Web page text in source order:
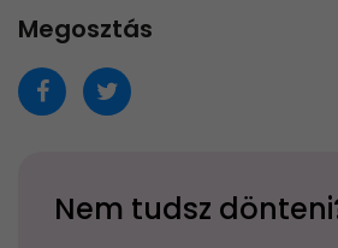
Megosztás
Nem tudsz